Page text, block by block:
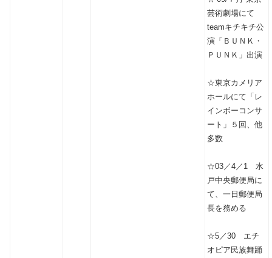
芸術劇場にて
teamキチキチ公
演「ＢＵＮＫ・
ＰＵＮＫ」出演
☆東京カメリア
ホールにて「レ
インボーコンサ
ート」５回、他
多数
☆03／4／1 水
戸中央郵便局に
て、一日郵便局
長を務める
☆5／30 エチ
オピア民族舞踊